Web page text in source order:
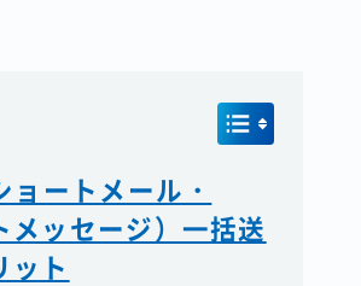
ョートメール・
メッセージ）一括送
ット